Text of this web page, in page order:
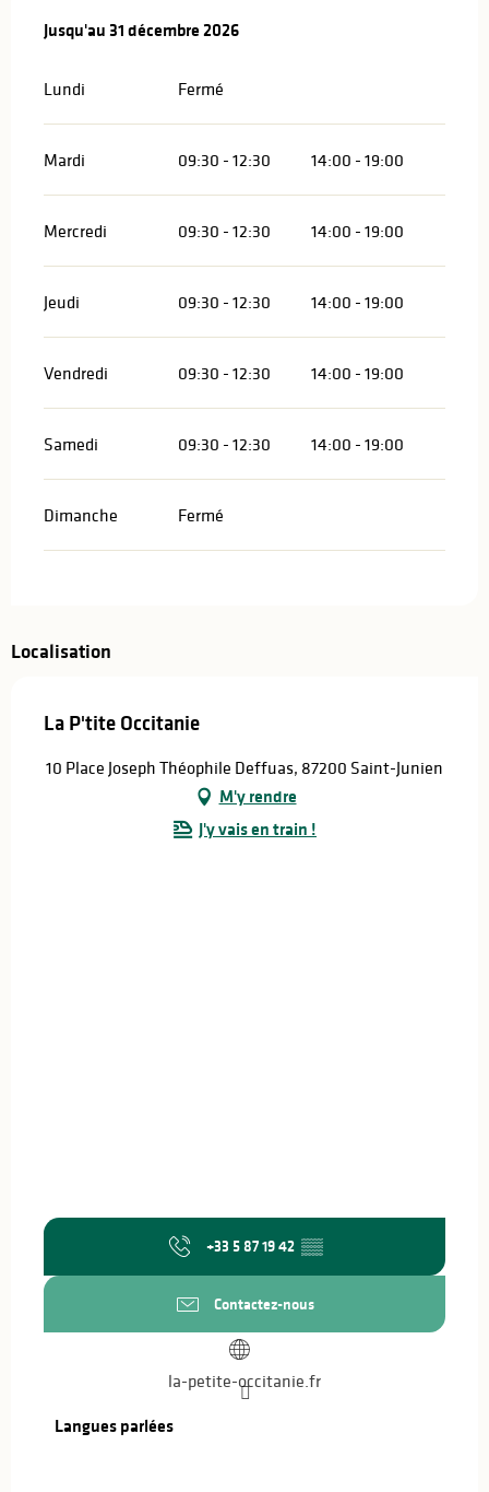
Du2 janvier 2026au31 décembre 2026
Jusqu'au31 décembre 2026
Lundi Fermé
Mardi 09:30 - 12:30 14:00 - 19:00
Mercredi 09:30 - 12:30 14:00 - 19:00
Jeudi 09:30 - 12:30 14:00 - 19:00
Vendredi 09:30 - 12:30 14:00 - 19:00
Samedi 09:30 - 12:30 14:00 - 19:00
Dimanche Fermé
Localisation
La P'tite Occitanie
10 Place Joseph Théophile Deffuas, 87200 Saint-Junien
M'y rendre
J'y vais en train !
+33 5 87 19 42 ▒▒
Contactez-nous
la-petite-occitanie.fr
Langues parlées
Langues parlées